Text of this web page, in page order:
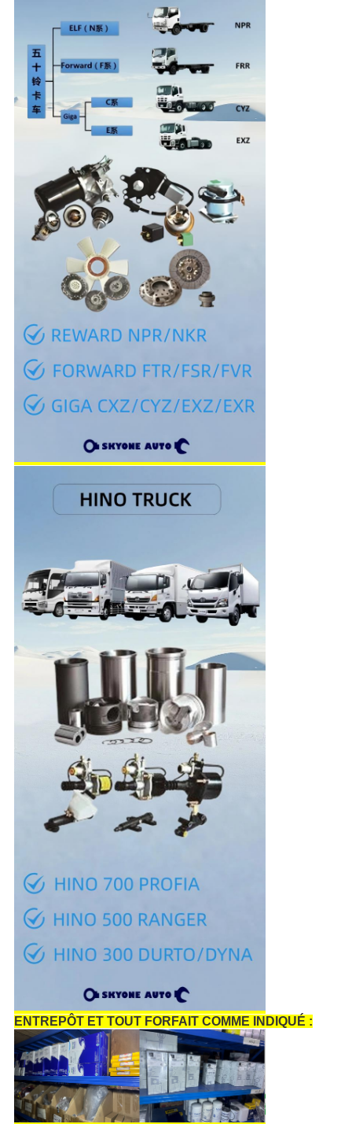
ENTREPÔT ET TOUT FORFAIT COMME INDIQUÉ :